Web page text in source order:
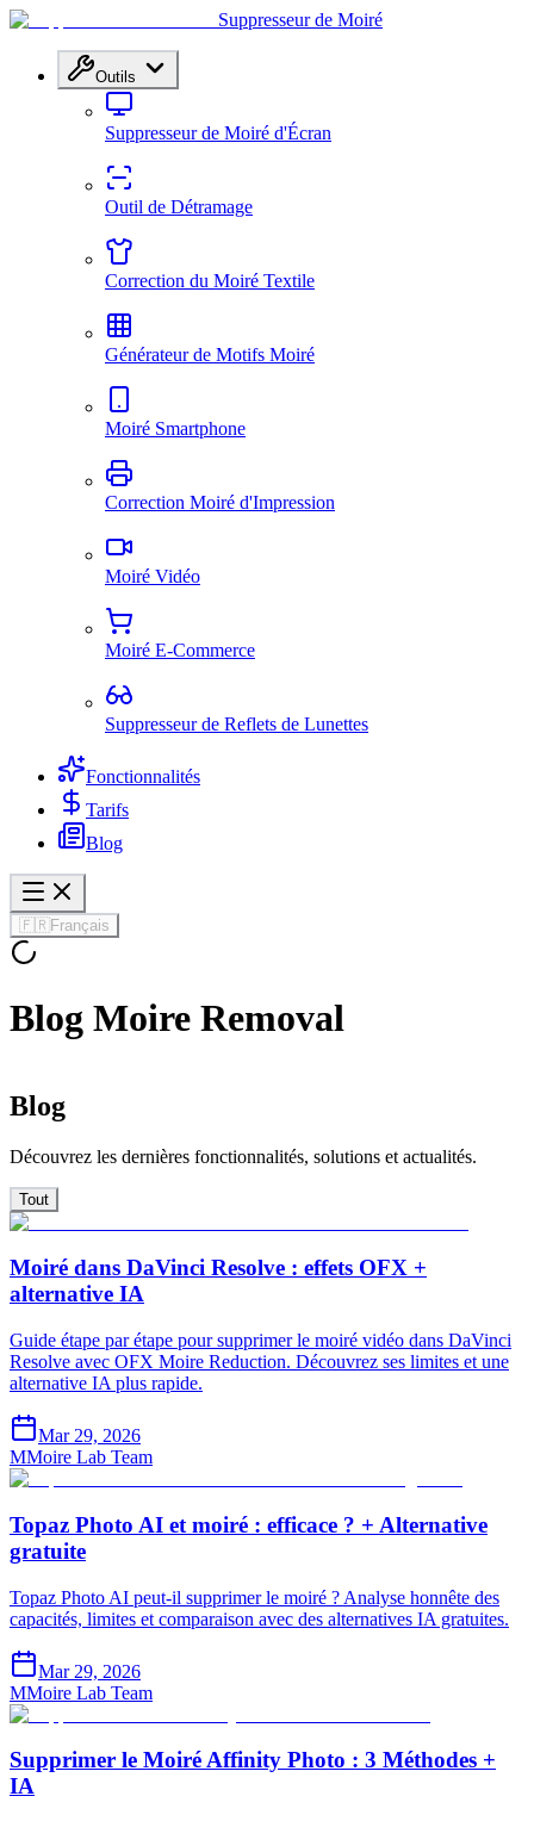
Suppresseur de Moiré
Outils
Suppresseur de Moiré d'Écran
Outil de Détramage
Correction du Moiré Textile
Générateur de Motifs Moiré
Moiré Smartphone
Correction Moiré d'Impression
Moiré Vidéo
Moiré E-Commerce
Suppresseur de Reflets de Lunettes
Fonctionnalités
Tarifs
Blog
🇫🇷Français
Blog Moire Removal
Blog
Découvrez les dernières fonctionnalités, solutions et actualités.
Tout
Moiré dans DaVinci Resolve : effets OFX +
alternative IA
Guide étape par étape pour supprimer le moiré vidéo dans DaVinci
Resolve avec OFX Moire Reduction. Découvrez ses limites et une
alternative IA plus rapide.
Mar 29, 2026
MMoire Lab Team
Topaz Photo AI et moiré : efficace ? + Alternative
gratuite
Topaz Photo AI peut-il supprimer le moiré ? Analyse honnête des
capacités, limites et comparaison avec des alternatives IA gratuites.
Mar 29, 2026
MMoire Lab Team
Supprimer le Moiré Affinity Photo : 3 Méthodes +
IA